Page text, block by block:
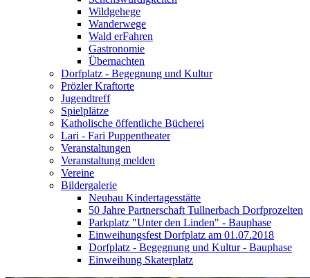
Wildgehege
Wanderwege
Wald erFahren
Gastronomie
Übernachten
Dorfplatz - Begegnung und Kultur
Prözler Kraftorte
Jugendtreff
Spielplätze
Katholische öffentliche Bücherei
Lari - Fari Puppentheater
Veranstaltungen
Veranstaltung melden
Vereine
Bildergalerie
Neubau Kindertagesstätte
50 Jahre Partnerschaft Tullnerbach Dorfprozelten
Parkplatz "Unter den Linden" - Bauphase
Einweihungsfest Dorfplatz am 01.07.2018
Dorfplatz - Begegnung und Kultur - Bauphase
Einweihung Skaterplatz